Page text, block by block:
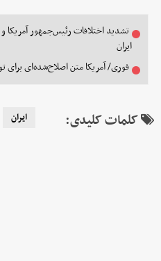
تشدید اختلافات رئیس‌جمهور
ایران
فوری/ آمریکا متن اصلاح‌شده‌ای برای
کلمات کلیدی: ایران